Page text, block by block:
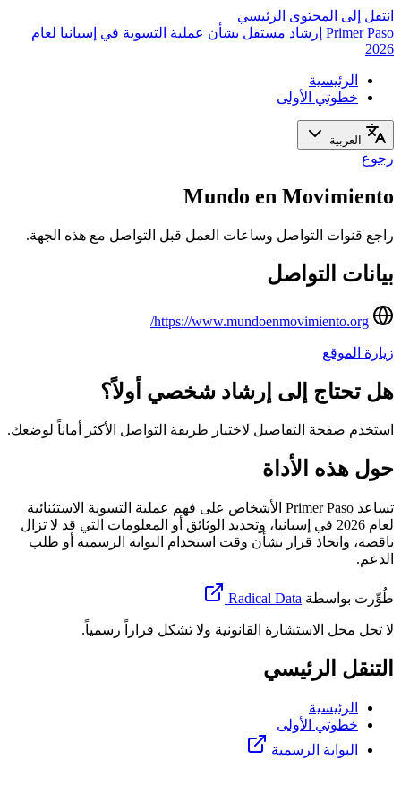
انتقل إلى المحتوى الرئيسي
Primer Paso إرشاد مستقل بشأن عملية التسوية في إسبانيا لعام
2026
الرئيسية
خطوتي الأولى
العربية
رجوع
Mundo en Movimiento
راجع قنوات التواصل وساعات العمل قبل التواصل مع هذه الجهة.
بيانات التواصل
https://www.mundoenmovimiento.org/
زيارة الموقع
هل تحتاج إلى إرشاد شخصي أولاً؟
استخدم صفحة التفاصيل لاختيار طريقة التواصل الأكثر أماناً لوضعك.
حول هذه الأداة
تساعد Primer Paso الأشخاص على فهم عملية التسوية الاستثنائية
لعام 2026 في إسبانيا، وتحديد الوثائق أو المعلومات التي قد لا تزال
ناقصة، واتخاذ قرار بشأن وقت استخدام البوابة الرسمية أو طلب
الدعم.
طُوِّرت بواسطة Radical Data
لا تحل محل الاستشارة القانونية ولا تشكل قراراً رسمياً.
التنقل الرئيسي
الرئيسية
خطوتي الأولى
البوابة الرسمية